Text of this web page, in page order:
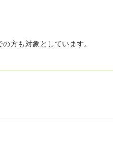
方も対象としています。